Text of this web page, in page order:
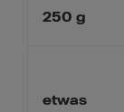
250 g
etwas